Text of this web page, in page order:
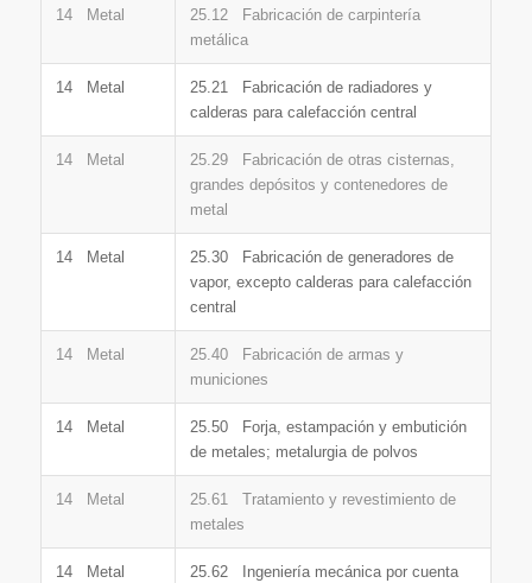
14 Metal
25.12 Fabricación de carpintería
metálica
14 Metal
25.21 Fabricación de radiadores y
calderas para calefacción central
14 Metal
25.29 Fabricación de otras cisternas,
grandes depósitos y contenedores de
metal
14 Metal
25.30 Fabricación de generadores de
vapor, excepto calderas para calefacción
central
14 Metal
25.40 Fabricación de armas y
municiones
14 Metal
25.50 Forja, estampación y embutición
de metales; metalurgia de polvos
14 Metal
25.61 Tratamiento y revestimiento de
metales
14 Metal
25.62 Ingeniería mecánica por cuenta